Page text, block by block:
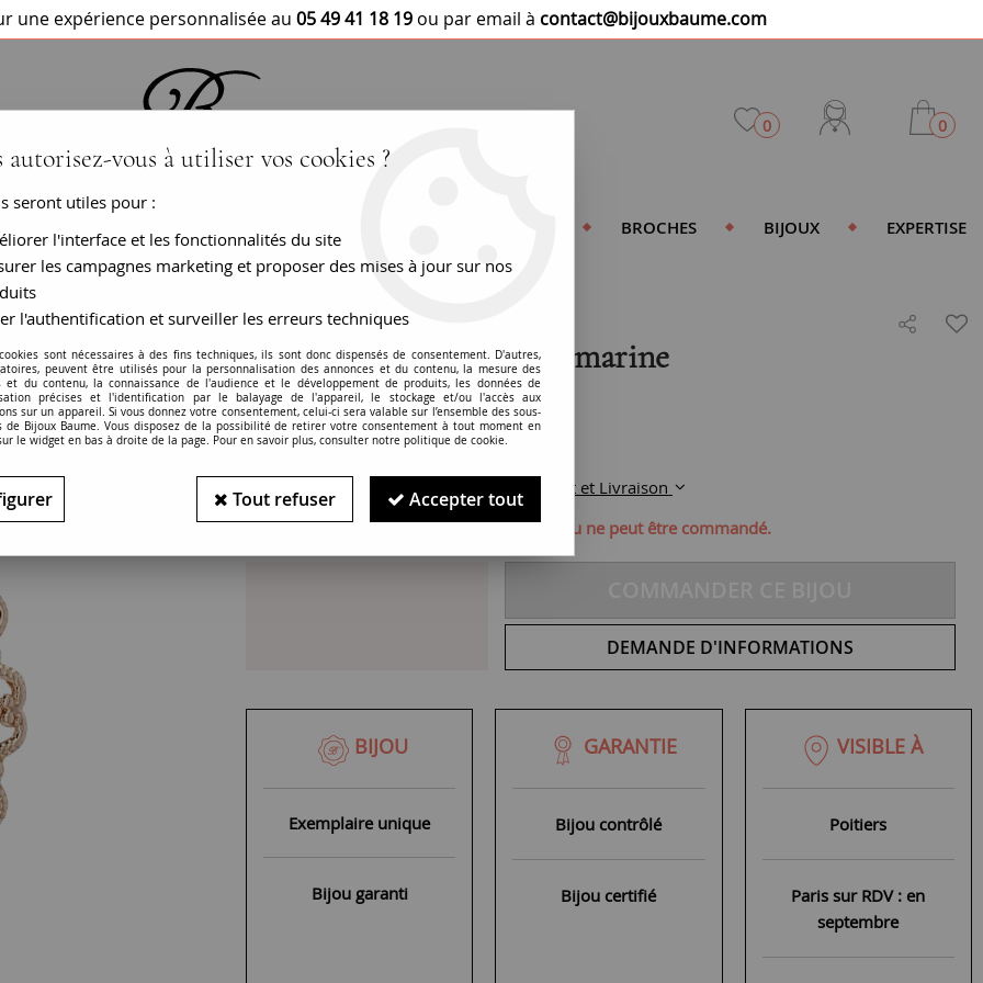
une expérience personnalisée au 05 49 41 18 19 ou par email à contact@bijouxbaume.com
0 0
BROCHES BIJOUX EXPERTISE
Pendentif vintage aigue-marine
RÉF. : CVP73
BIJOU VENDU
En savoir plus Garanties
Paiement et Livraison
Bijou indisponible : Pièce unique, ce bijou ne peut être commandé.
DEMANDE D'INFORMATIONS
BIJOU
Exemplaire unique
Bijou garanti
GARANTIE
Bijou contrôlé
Bijou certifié
VISIBLE À
Poitiers
Paris sur RDV : en
septembre
autorisez-vous à utiliser vos cookies ?
seront utiles pour :
l'interface et les fonctionnalités du site
les campagnes marketing et proposer des mises à jour sur nos
l'authentification et surveiller les erreurs techniques
sont nécessaires à des fins techniques, ils sont donc dispensés de consentement. D'autres,
peuvent être utilisés pour la personnalisation des annonces et du contenu, la mesure des
et du contenu, la connaissance de l'audience et le développement de produits, les données de
précises et l'identification par le balayage de l'appareil, le stockage et/ou l'accès aux
sur un appareil. Si vous donnez votre consentement, celui-ci sera valable sur l’ensemble des sous-
de Bijoux Baume. Vous disposez de la possibilité de retirer votre consentement à tout moment en
le widget en bas à droite de la page. Pour en savoir plus, consulter notre politique de cookie.
Tout refuser Accepter tout